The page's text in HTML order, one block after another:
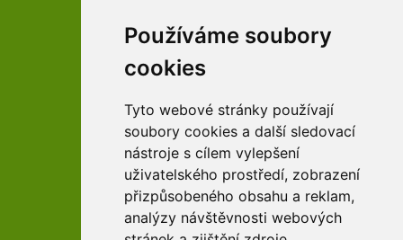
Používáme soubory
cookies
Tyto webové stránky používají
soubory cookies a další sledovací
nástroje s cílem vylepšení
uživatelského prostředí, zobrazení
přizpůsobeného obsahu a reklam,
analýzy návštěvnosti webových
Youtube kanál arboreta